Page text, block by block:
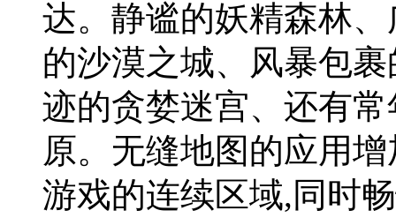
达。静谧的妖精森林
的沙漠之城、风暴包
迹的贪婪迷宫、还有
原。无缝地图的应用
游戏的连续区域,同时